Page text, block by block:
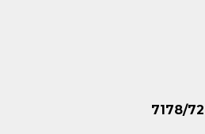
7178/72